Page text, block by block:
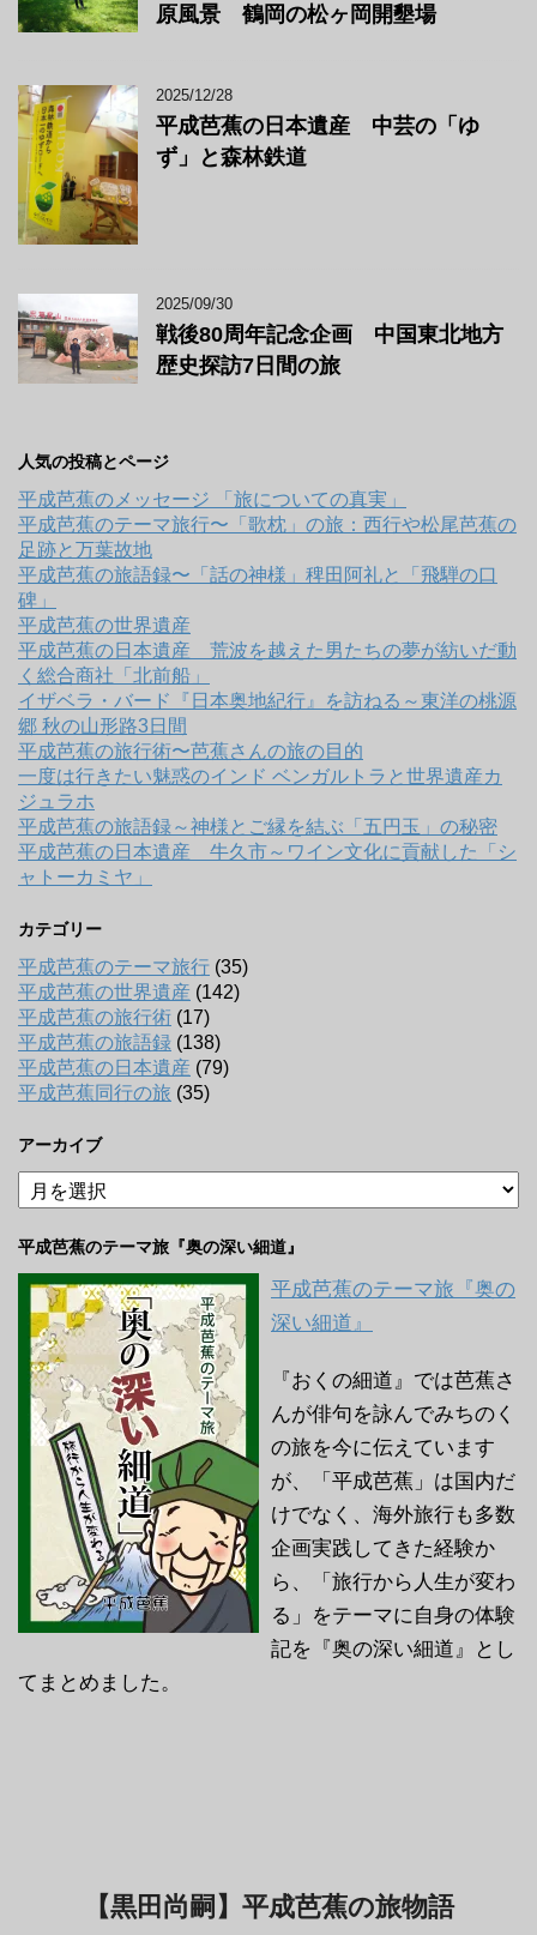
原風景 鶴岡の松ヶ岡開墾場
2025/12/28
平成芭蕉の日本遺産 中芸の「ゆ
ず」と森林鉄道
2025/09/30
戦後80周年記念企画 中国東北地方
歴史探訪7日間の旅
人気の投稿とページ
平成芭蕉のメッセージ 「旅についての真実」
平成芭蕉のテーマ旅行〜「歌枕」の旅：西行や松尾芭蕉の
足跡と万葉故地
平成芭蕉の旅語録〜「話の神様」稗田阿礼と「飛騨の口
碑」
平成芭蕉の世界遺産
平成芭蕉の日本遺産 荒波を越えた男たちの夢が紡いだ動
く総合商社「北前船」
イザベラ・バード『日本奥地紀行』を訪ねる～東洋の桃源
郷 秋の山形路3日間
平成芭蕉の旅行術〜芭蕉さんの旅の目的
一度は行きたい魅惑のインド ベンガルトラと世界遺産カ
ジュラホ
平成芭蕉の旅語録～神様とご縁を結ぶ「五円玉」の秘密
平成芭蕉の日本遺産 牛久市～ワイン文化に貢献した「シ
ャトーカミヤ」
カテゴリー
平成芭蕉のテーマ旅行 (35)
平成芭蕉の世界遺産 (142)
平成芭蕉の旅行術 (17)
平成芭蕉の旅語録 (138)
平成芭蕉の日本遺産 (79)
平成芭蕉同行の旅 (35)
アーカイブ
ア
ー
イ
ブ
平成芭蕉のテーマ旅『奥の深い細道』
平成芭蕉のテーマ旅『奥の
深い細道』
『おくの細道』では芭蕉さ
んが俳句を詠んでみちのく
の旅を今に伝えています
が、「平成芭蕉」は国内だ
けでなく、海外旅行も多数
企画実践してきた経験か
ら、「旅行から人生が変わ
る」をテーマに自身の体験
記を『奥の深い細道』とし
てまとめました。
【黒田尚嗣】平成芭蕉の旅物語